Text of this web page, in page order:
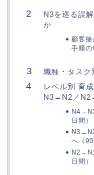
N3を巡る誤
か
顧客接
手順の
職種・タスク
レベル別 育
N3→N2／
日間）
へ（90
日間）